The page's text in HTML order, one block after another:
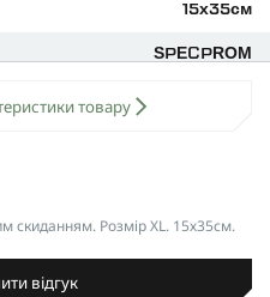
15х35см
SPECPROM
товару
Розмір XL. 15х35см.
відгук